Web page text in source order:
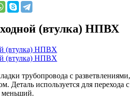
(втулка) НПВХ
трубопровода с разветвлениями,
Деталь используется для перехода с
меньший.